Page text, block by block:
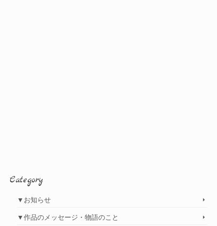
Category
▼お知らせ
▼作品のメッセージ・物語のこと